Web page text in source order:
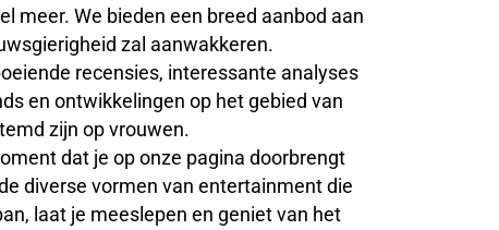
meer. We bieden een breed aanbod aan
zal aanwakkeren.
recensies, interessante analyses
en ontwikkelingen op het gebied van
zijn op vrouwen.
dat je op onze pagina doorbrengt
diverse vormen van entertainment die
laat je meeslepen en geniet van het